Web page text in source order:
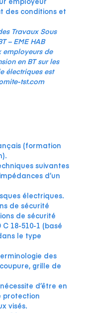
des conditions et
Travaux Sous
– EME HAB
employeurs de
en BT sur les
électriques est
tst.com
(formation
suivantes
d’un
électriques.
de sécurité
de sécurité
C 18-510-1 (basé
le type
des
grille de
d’être en
protection
visés.